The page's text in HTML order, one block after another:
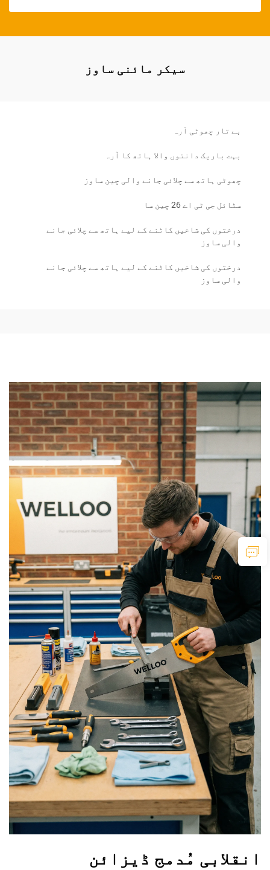
سیکر مائنی ساوز
بے تار چھوٹی آرہ
بہت باریک دانتوں والا ہاتھ کا آرہ
چھوٹی ہاتھ سے چلائی جانے والی چین ساوز
سٹائل جی ٹی اے 26 چین سا
درختوں کی شاخیں کاٹنے کے لیے ہاتھ سے چلائی جانے
والی ساوز
درختوں کی شاخیں کاٹنے کے لیے ہاتھ سے چلائی جانے
والی ساوز
انقلابی مُدمج ڈیزائن